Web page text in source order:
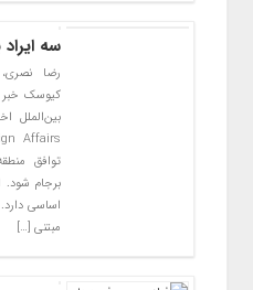
سه
رضا
کیوسک خبر
بین‌الملل
توافق
برجام شود.
اساسی
مبتنی […]